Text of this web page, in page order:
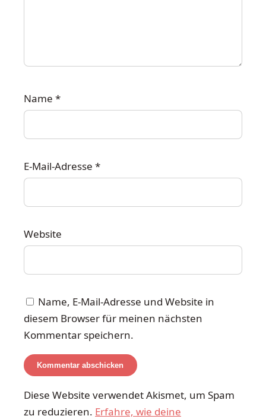
Name *
E-Mail-Adresse *
Website
Name, E-Mail-Adresse und Website in
diesem Browser für meinen nächsten
Kommentar speichern.
Diese Website verwendet Akismet, um Spam
zu reduzieren. Erfahre, wie deine